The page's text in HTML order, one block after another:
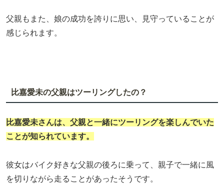
父親もまた、娘の成功を誇りに思い、見守っていることが
感じられます。
比嘉愛未の父親はツーリングしたの？
比嘉愛未さんは、父親と一緒にツーリングを楽しんでいた
ことが知られています。
彼女はバイク好きな父親の後ろに乗って、親子で一緒に風
を切りながら走ることがあったそうです。